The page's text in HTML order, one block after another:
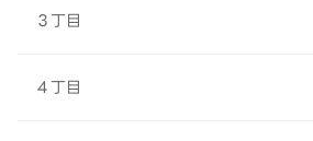
３丁目
４丁目